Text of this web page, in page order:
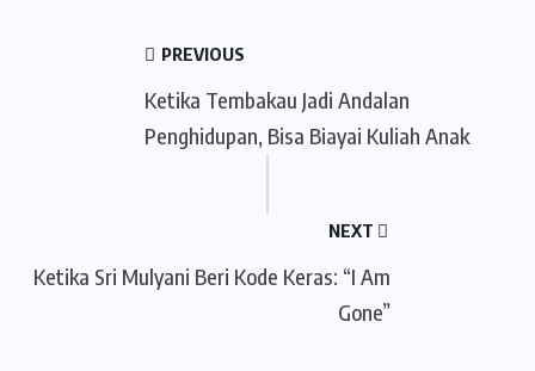
PREVIOUS
Ketika Tembakau Jadi Andalan
Penghidupan, Bisa Biayai Kuliah Anak
NEXT
Ketika Sri Mulyani Beri Kode Keras: “I Am
Gone”